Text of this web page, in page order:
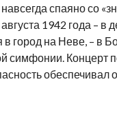
спаяно со
1942 года – в
город на Неве, – в
симфонии. Концерт
обеспечивал